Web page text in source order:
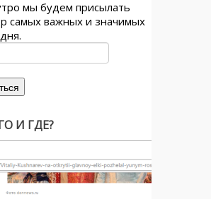
мы будем присылать
самых важных и значимых
И ГДЕ?